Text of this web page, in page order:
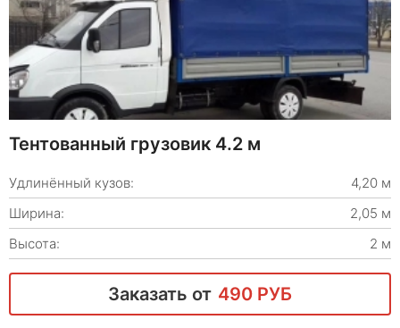
Тентованный грузовик 4.2 м
Удлинённый кузов:
4,20 м
Ширина:
2,05 м
Высота:
2 м
Заказать от 490 РУБ